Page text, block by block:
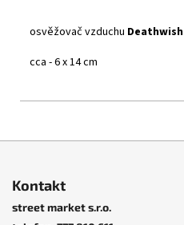
osvěžovač vzduchu Deathwish
cca - 6 x 14 cm
Kontakt
street market s.r.o.